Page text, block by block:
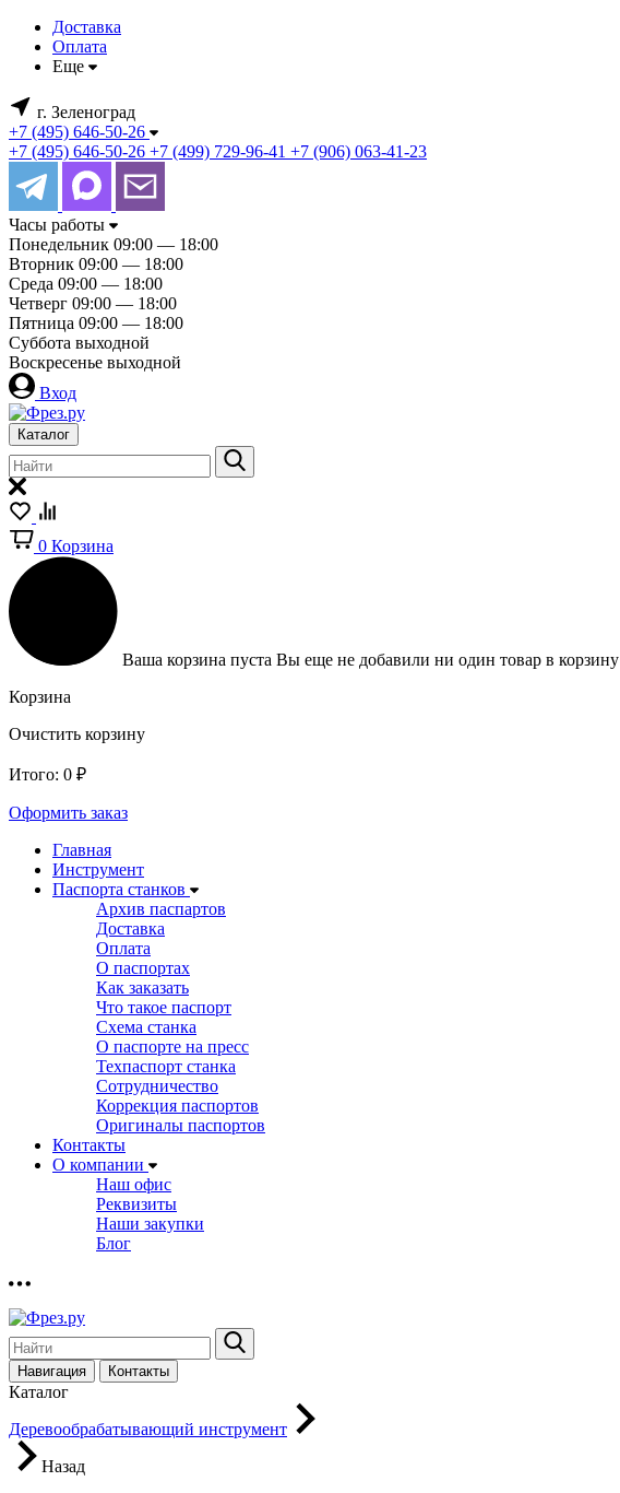
Доставка
Оплата
Еще
г. Зеленоград
+7 (495) 646-50-26
+7 (495) 646-50-26 +7 (499) 729-96-41 +7 (906) 063-41-23
Часы работы
Понедельник 09:00 — 18:00
Вторник 09:00 — 18:00
Среда 09:00 — 18:00
Четверг 09:00 — 18:00
Пятница 09:00 — 18:00
Суббота выходной
Воскресенье выходной
Вход
Каталог
0 Корзина
Ваша корзина пуста Вы еще не добавили ни один товар в корзину
Корзина
Очистить корзину
Итого: 0 ₽
Оформить заказ
Главная
Инструмент
Паспорта станков
Архив паспартов
Доставка
Оплата
О паспортах
Как заказать
Что такое паспорт
Схема станка
О паспорте на пресс
Техпаспорт станка
Сотрудничество
Коррекция паспортов
Оригиналы паспортов
Контакты
О компании
Наш офис
Реквизиты
Наши закупки
Блог
Навигация Контакты
Каталог
Деревообрабатывающий инструмент
Назад